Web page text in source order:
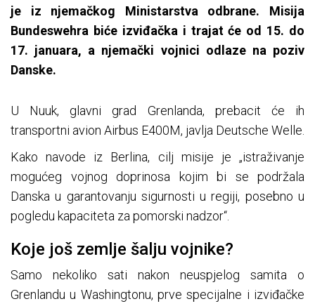
je iz njemačkog Ministarstva odbrane. Misija
Bundeswehra biće izviđačka i trajat će od 15. do
17. januara, a njemački vojnici odlaze na poziv
Danske.
U Nuuk, glavni grad Grenlanda, prebacit će ih
transportni avion Airbus E400M, javlja Deutsche Welle.
Kako navode iz Berlina, cilj misije je „istraživanje
mogućeg vojnog doprinosa kojim bi se podržala
Danska u garantovanju sigurnosti u regiji, posebno u
pogledu kapaciteta za pomorski nadzor“.
Koje još zemlje šalju vojnike?
Samo nekoliko sati nakon neuspjelog samita o
Grenlandu u Washingtonu, prve specijalne i izviđačke